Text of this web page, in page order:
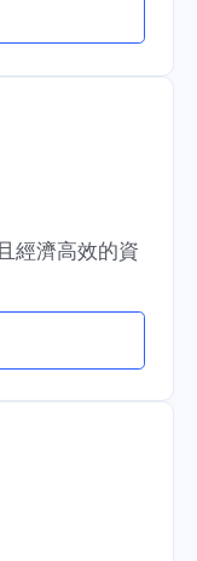
經濟高效的資